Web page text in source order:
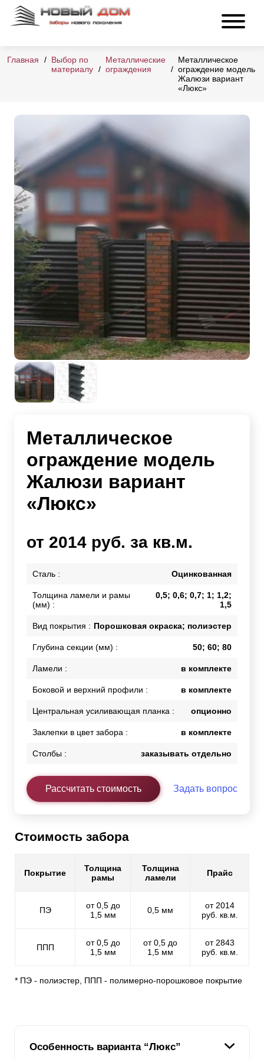
Главная
Выбор по
материалу
Металлические
ограждения
Металлическое
ограждение модель
Жалюзи вариант
«Люкс»
Металлическое
ограждение модель
Жалюзи вариант
«Люкс»
от 2014 руб. за кв.м.
Сталь : Оцинкованная
Толщина ламели и рамы
(мм) :
0,5; 0,6; 0,7; 1; 1,2;
1,5
Вид покрытия : Порошковая окраска; полиэстер
Глубина секции (мм) : 50; 60; 80
Ламели : в комплекте
Боковой и верхний профили : в комплекте
Центральная усиливающая планка : опционно
Заклепки в цвет забора : в комплекте
Столбы : заказывать отдельно
Рассчитать стоимость Задать вопрос
Стоимость забора
Покрытие
Толщина
рамы
Толщина
ламели
Прайс
ПЭ
от 0,5 до
1,5 мм
0,5 мм
от 2014
руб. кв.м.
ППП
от 0,5 до
1,5 мм
от 0,5 до
1,5 мм
от 2843
руб. кв.м.
* ПЭ - полиэстер, ППП - полимерно-порошковое покрытие
Особенность варианта “Люкс”